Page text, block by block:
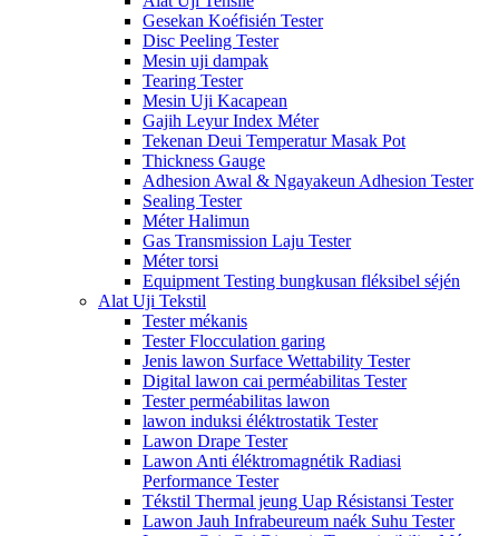
Gesekan Koéfisién Tester
Disc Peeling Tester
Mesin uji dampak
Tearing Tester
Mesin Uji Kacapean
Gajih Leyur Index Méter
Tekenan Deui Temperatur Masak Pot
Thickness Gauge
Adhesion Awal & Ngayakeun Adhesion Tester
Sealing Tester
Méter Halimun
Gas Transmission Laju Tester
Méter torsi
Equipment Testing bungkusan fléksibel séjén
Alat Uji Tekstil
Tester mékanis
Tester Flocculation garing
Jenis lawon Surface Wettability Tester
Digital lawon cai perméabilitas Tester
Tester perméabilitas lawon
lawon induksi éléktrostatik Tester
Lawon Drape Tester
Lawon Anti éléktromagnétik Radiasi
Performance Tester
Tékstil Thermal jeung Uap Résistansi Tester
Lawon Jauh Infrabeureum naék Suhu Tester